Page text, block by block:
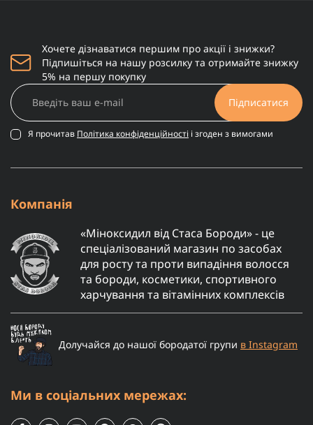
Хочете дізнаватися першим про акції і знижки?
Підпишіться на нашу розсилку та отримайте знижку
5% на першу покупку
Підписатися
Я прочитав Політика конфіденційності і згоден з вимогами
Компанія
«Міноксидил від Стаса Бороди» - це
спеціалізований магазин по засобах
для росту та проти випадіння волосся
та бороди, косметики, спортивного
харчування та вітамінних комплексів
Долучайся до нашої бородатої групи в Instagram
Ми в соціальних мережах: